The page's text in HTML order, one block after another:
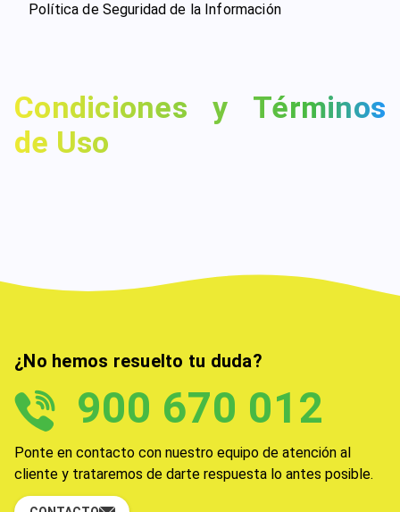
Política de Seguridad de la Información
Condiciones y Términos
de Uso
¿No hemos resuelto tu duda?
900 670 012
Ponte en contacto con nuestro equipo de atención al
cliente y trataremos de darte respuesta lo antes posible.